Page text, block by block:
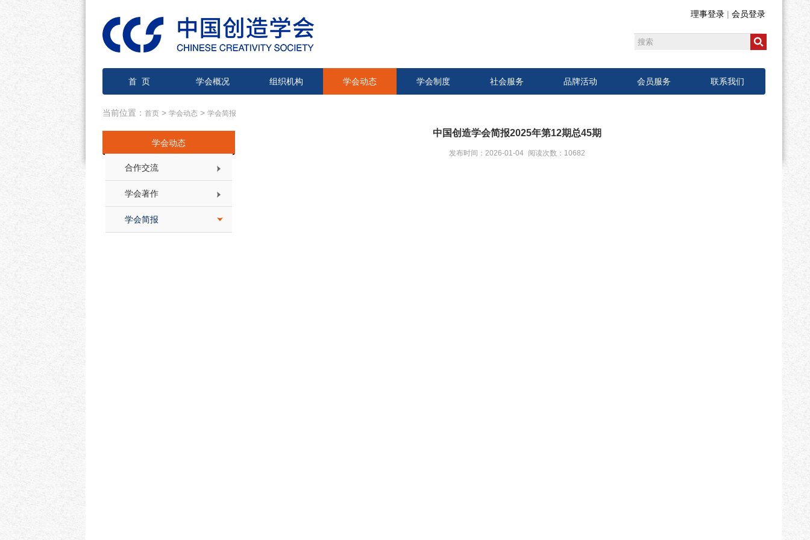
理事登录 | 会员登录
首 页 学会概况 组织机构 学会动态 学会制度 社会服务 品牌活动 会员服务 联系我们
当前位置： 首页 > 学会动态 > 学会简报
学会动态
合作交流
学会著作
学会简报
中国创造学会简报2025年第12期总45期
发布时间：2026-01-04 阅读次数：10682